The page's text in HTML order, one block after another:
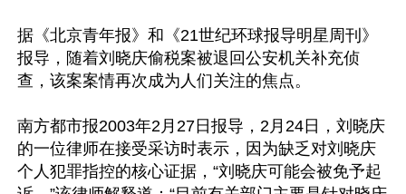
据《北京青年报》和《21世纪环球报导明星周刊》
报导，随着刘晓庆偷税案被退回公安机关补充侦
查，该案案情再次成为人们关注的焦点。
南方都市报2003年2月27日报导，2月24日，刘晓庆
的一位律师在接受采访时表示，因为缺乏对刘晓庆
个人犯罪指控的核心证据，“刘晓庆可能会被免予起